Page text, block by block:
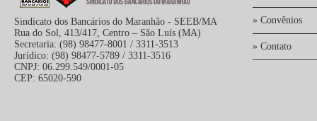
Sindicato dos Bancários do Maranhão - SEEB/MA
Rua do Sol, 413/417, Centro – São Luís (MA)
Secretaria: (98) 98477-8001 / 3311-3513
Jurídico: (98) 98477-5789 / 3311-3516
CNPJ: 06.299.549/0001-05
CEP: 65020-590
» Convênios
» Contato